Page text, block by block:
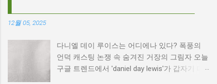
12월 05, 2025
다니엘 데이 루이스는 어디에나 있다? 폭풍의
언덕 캐스팅 논쟁 속 숨겨진 거장의 그림자 오늘
구글 트렌드에서 'daniel day lewis'가 갑자기 떠